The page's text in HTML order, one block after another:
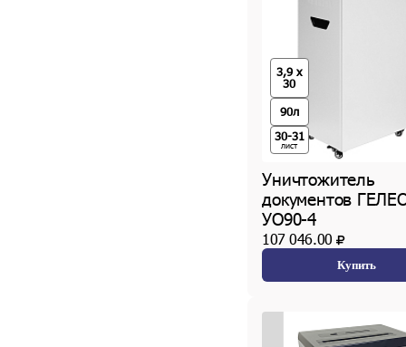
3,9 x
30
90л
30-31
лист
Уничтожитель
документов
УО90-4
107 046.00
Купить